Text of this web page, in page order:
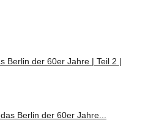
Berlin der 60er Jahre | Teil 2 |